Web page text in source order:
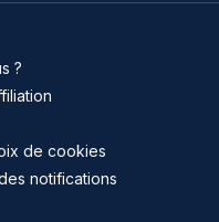
?
de cookies
notifications